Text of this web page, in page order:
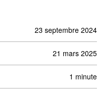
23 septembre 2024
21 mars 2025
1 minute